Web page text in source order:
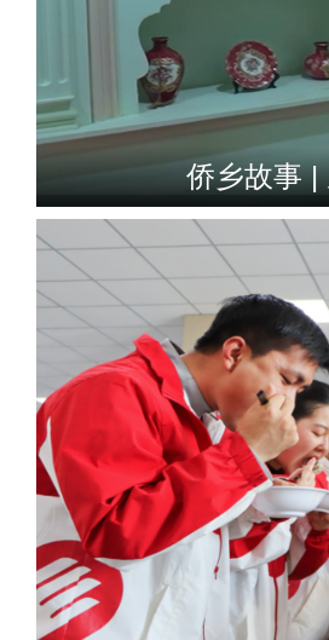
侨乡故事 |